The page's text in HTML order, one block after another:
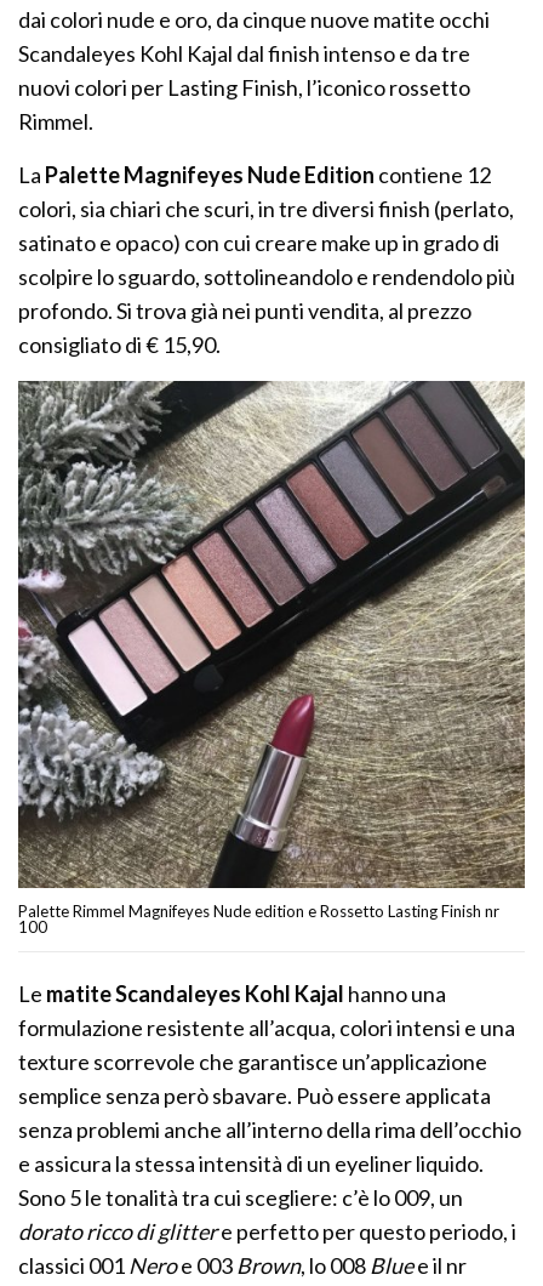
dai colori nude e oro, da cinque nuove matite occhi
Scandaleyes Kohl Kajal dal finish intenso e da tre
nuovi colori per Lasting Finish, l’iconico rossetto
Rimmel.
La Palette Magnifeyes Nude Edition contiene 12
colori, sia chiari che scuri, in tre diversi finish (perlato,
satinato e opaco) con cui creare make up in grado di
scolpire lo sguardo, sottolineandolo e rendendolo più
profondo. Si trova già nei punti vendita, al prezzo
consigliato di € 15,90.
Palette Rimmel Magnifeyes Nude edition e Rossetto Lasting Finish nr
100
Le matite Scandaleyes Kohl Kajal hanno una
formulazione resistente all’acqua, colori intensi e una
texture scorrevole che garantisce un’applicazione
semplice senza però sbavare. Può essere applicata
senza problemi anche all’interno della rima dell’occhio
e assicura la stessa intensità di un eyeliner liquido.
Sono 5 le tonalità tra cui scegliere: c’è lo 009, un
dorato ricco di glittere perfetto per questo periodo, i
classici 001 Neroe 003 Brown, lo 008 Bluee il nr